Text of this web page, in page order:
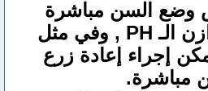
وضع السن مباشرة
في محلول متوازن الـ PH , وفي مثل
إجراء إعادة زرع
مباشرة.